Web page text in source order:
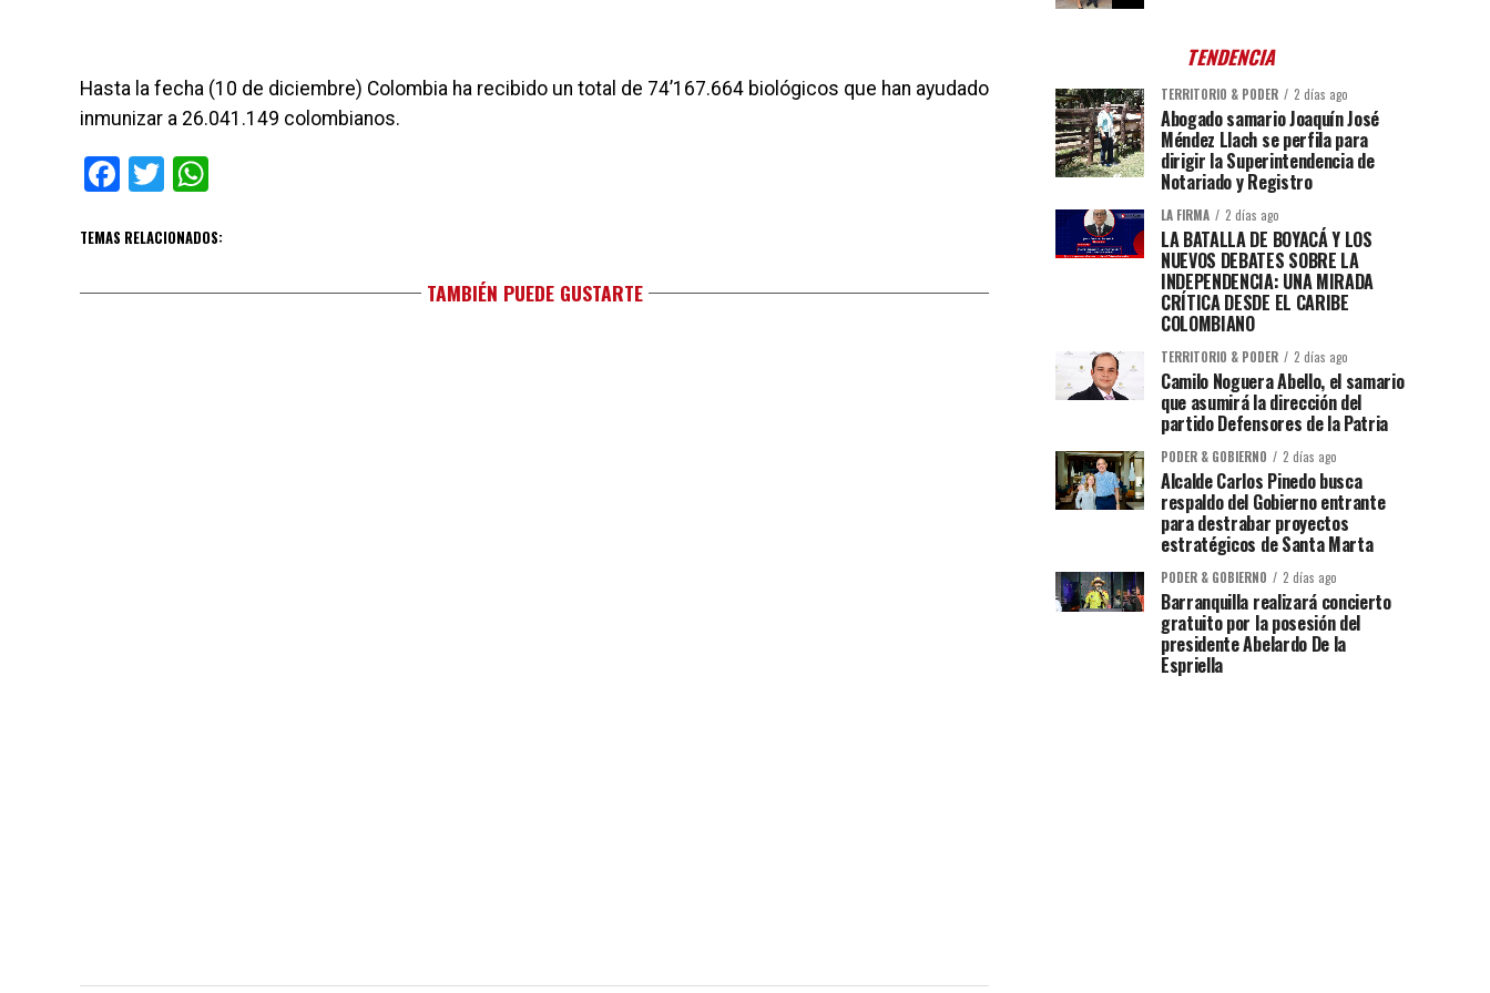
Hasta la fecha (10 de diciembre) Colombia ha recibido un total de 74’167.664 biológicos que han ayudado
inmunizar a 26.041.149 colombianos.
Facebook
Twitter
TEMAS RELACIONADOS:
TAMBIÉN PUEDE GUSTARTE
TENDENCIA
TERRITORIO & PODER 2 días ago
Abogado samario Joaquín José
Méndez Llach se perfila para
dirigir la Superintendencia de
Notariado y Registro
LA FIRMA 2 días ago
LA BATALLA DE BOYACÁ Y LOS
NUEVOS DEBATES SOBRE LA
INDEPENDENCIA: UNA MIRADA
CRÍTICA DESDE EL CARIBE
COLOMBIANO
TERRITORIO & PODER 2 días ago
Camilo Noguera Abello, el samario
que asumirá la dirección del
partido Defensores de la Patria
PODER & GOBIERNO 2 días ago
Alcalde Carlos Pinedo busca
respaldo del Gobierno entrante
para destrabar proyectos
estratégicos de Santa Marta
PODER & GOBIERNO 2 días ago
Barranquilla realizará concierto
gratuito por la posesión del
presidente Abelardo De la
Espriella